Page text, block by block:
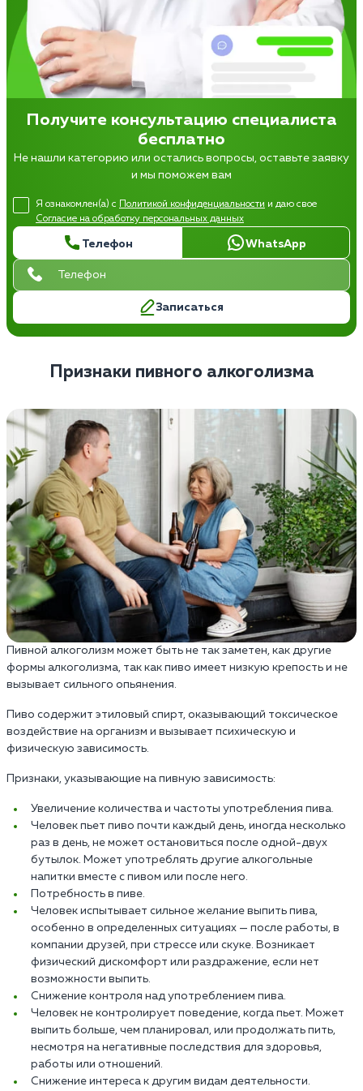
Получите консультацию специалиста
бесплатно
Не нашли категорию или остались вопросы, оставьте заявку
и мы поможем вам
Телефон WhatsApp
Я ознакомлен(а) с Политикой конфиденциальности и даю свое
Согласие на обработку персональных данных
Записаться
Признаки пивного алкоголизма
Пивной алкоголизм может быть не так заметен, как другие
формы алкоголизма, так как пиво имеет низкую крепость и не
вызывает сильного опьянения.
Пиво содержит этиловый спирт, оказывающий токсическое
воздействие на организм и вызывает психическую и
физическую зависимость.
Признаки, указывающие на пивную зависимость:
Увеличение количества и частоты употребления пива.
Человек пьет пиво почти каждый день, иногда несколько
раз в день, не может остановиться после одной-двух
бутылок. Может употреблять другие алкогольные
напитки вместе с пивом или после него.
Потребность в пиве.
Человек испытывает сильное желание выпить пива,
особенно в определенных ситуациях — после работы, в
компании друзей, при стрессе или скуке. Возникает
физический дискомфорт или раздражение, если нет
возможности выпить.
Снижение контроля над употреблением пива.
Человек не контролирует поведение, когда пьет. Может
выпить больше, чем планировал, или продолжать пить,
несмотря на негативные последствия для здоровья,
работы или отношений.
Снижение интереса к другим видам деятельности.